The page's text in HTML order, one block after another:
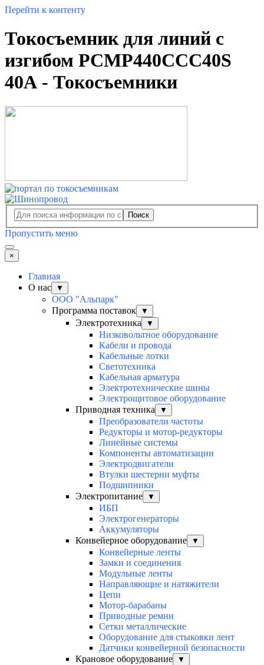
Перейти к контенту
Токосъемник для линий с
изгибом PCMP440CCC40S
40А - Токосъемники
Поиск
Пропустить меню
×
Главная
О нас
▼
ООО "Альпарк"
Программа поставок
▼
Электротехника ▼
Низковольтное оборудование
Кабели и провода
Кабельные лотки
Светотехника
Кабельная арматура
Электротехнические шины
Электрощитовое оборудование
Приводная техника
▼
Преобразователи частоты
Редукторы и мотор-редукторы
Линейные системы
Компоненты автоматизации
Электродвигатели
Втулки шестерни муфты
Подшипники
Электропитание
▼
ИБП
Электрогенераторы
Аккумуляторы
Конвейерное оборудование
▼
Конвейерные ленты
Замки и соединения
Модульные ленты
Направляющие и натяжители
Цепи
Мотор-барабаны
Приводные ремни
Сетки металлические
Оборудование для стыковки лент
Датчики конвейерной безопасности
Крановое оборудование
▼